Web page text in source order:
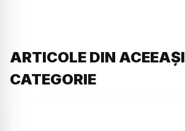
ARTICOLE DIN ACEEAȘI
CATEGORIE